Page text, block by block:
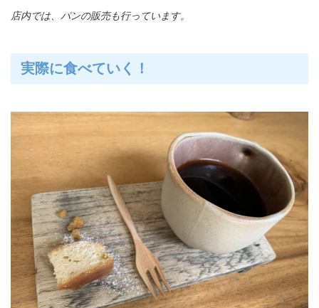
店内では、パンの販売も行っています。
実際に食べていく！